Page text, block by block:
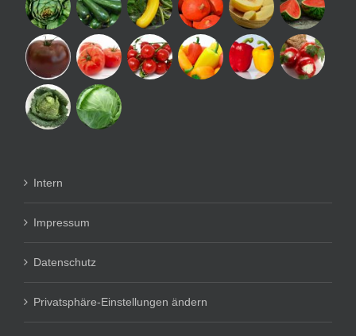
Intern
Impressum
Datenschutz
Privatsphäre-Einstellungen ändern